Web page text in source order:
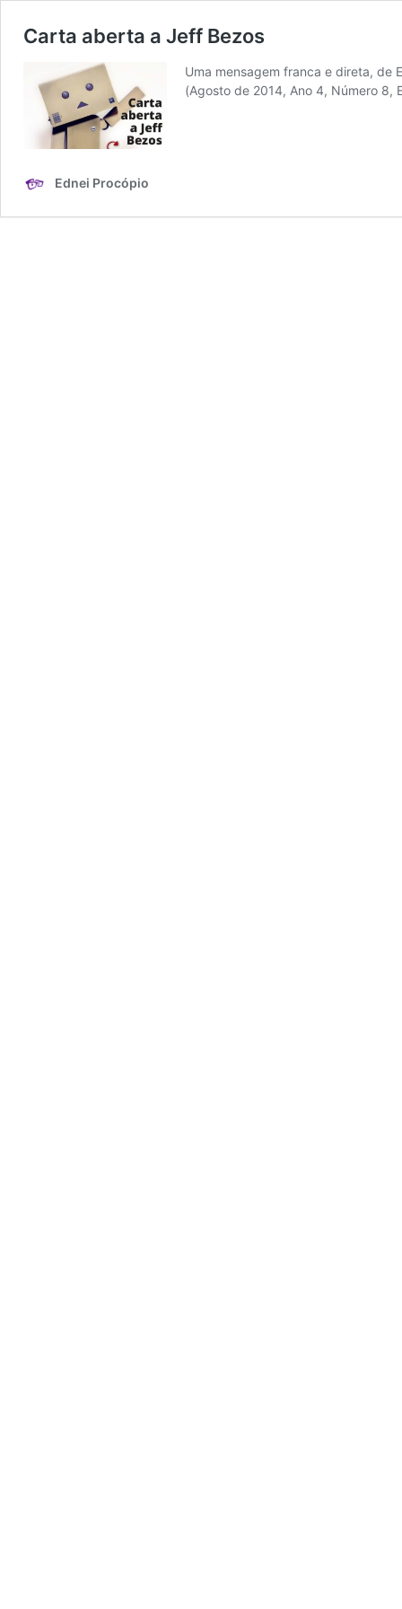
Carta aberta a Jeff Bezos
Uma mensagem franca e direta, de
(Agosto de 2014, Ano 4, Número 8,
Ednei Procópio